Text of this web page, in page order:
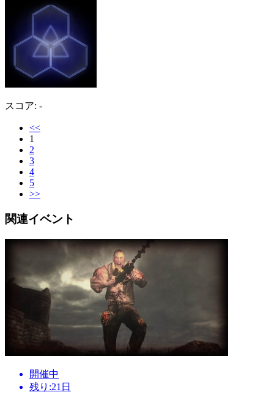
スコア: -
<<
1
2
3
4
5
>>
関連イベント
開催中
残り:21日